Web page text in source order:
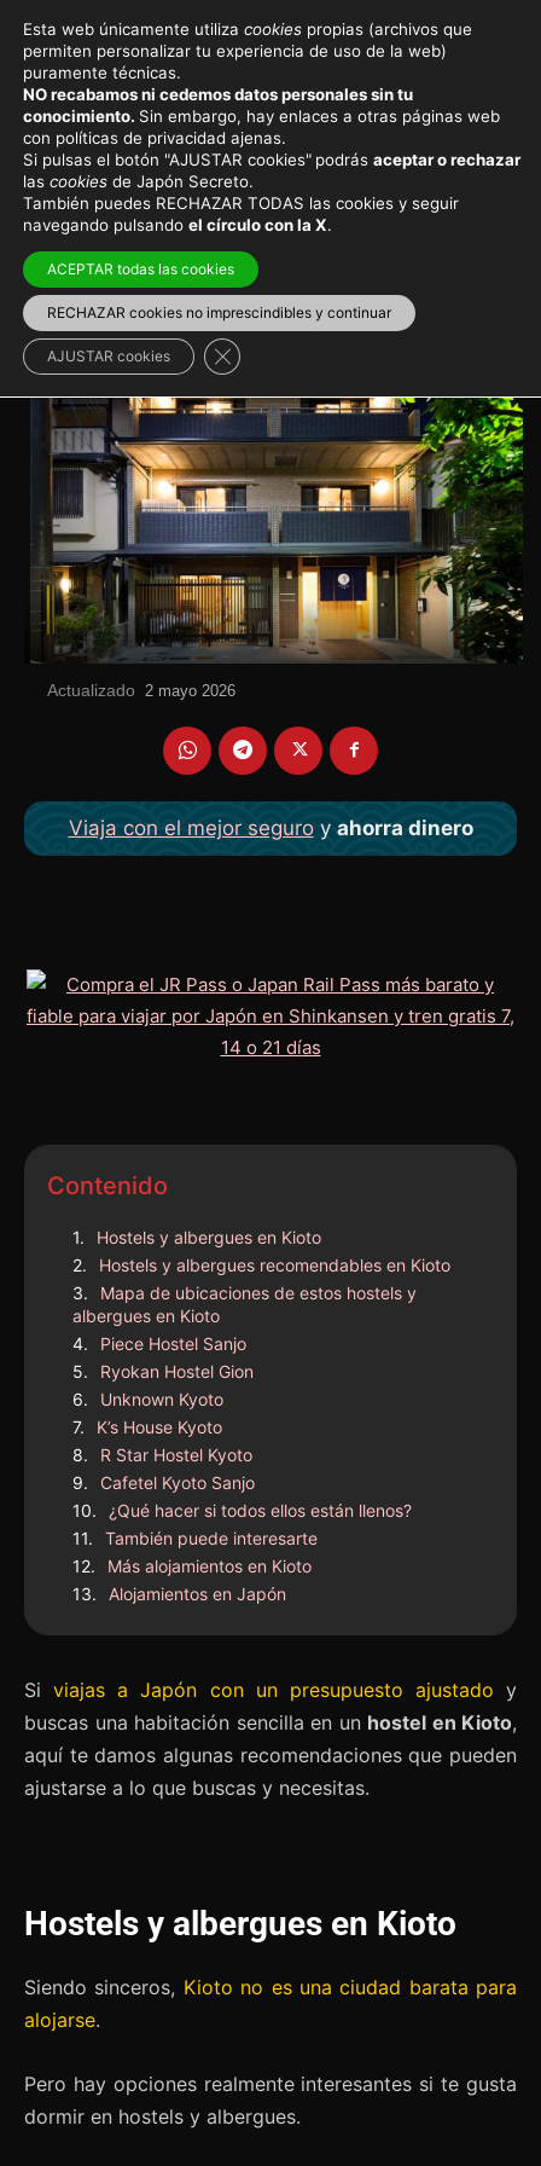
Viajar a Japón Destinos principales
Mejores hostels y albergues
en Kioto
La mejor manera de dormir en Kioto a precio muy
asequible y buena ubicación
Región de Kansai > Kioto Alojamiento en Kioto
Actualizado 2 mayo 2026
Viaja con el mejor seguroy ahorra dinero
Contenido
Hostels y albergues en Kioto
Hostels y albergues recomendables en Kioto
Mapa de ubicaciones de estos hostels y
albergues en Kioto
Piece Hostel Sanjo
Ryokan Hostel Gion
Unknown Kyoto
K’s House Kyoto
R Star Hostel Kyoto
Cafetel Kyoto Sanjo
¿Qué hacer si todos ellos están llenos?
También puede interesarte
Más alojamientos en Kioto
Alojamientos en Japón
Siviajas a Japón con un presupuesto ajustado y
buscas una habitación sencilla en un hostel en Kioto,
aquí te damos algunas recomendaciones que pueden
ajustarse a lo que buscas y necesitas.
Hostels y albergues en Kioto
Siendo sinceros, Kioto no es una ciudad barata para
alojarse.
Pero hay opciones realmente interesantes si te gusta
dormir en hostels y albergues.
Esta web únicamente utiliza cookies propias (archivos que
permiten personalizar tu experiencia de uso de la web)
puramente técnicas.
NO recabamos ni cedemos datos personales sin tu
conocimiento. Sin embargo, hay enlaces a otras páginas web
con políticas de privacidad ajenas.
Si pulsas el botón "AJUSTAR cookies" podrás aceptar o rechazar
las cookies de Japón Secreto.
También puedes RECHAZAR TODAS las cookies y seguir
navegando pulsando el círculo con la X.
ACEPTAR todas las cookies
RECHAZAR cookies no imprescindibles y continuar
AJUSTAR cookies Cerrar el banner de cookies RGPD